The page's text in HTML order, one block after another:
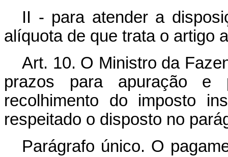
II - para atender a
alíquota de que trata o artigo
Art. 10. O Ministro da
prazos para apuração e
recolhimento do imposto
respeitado o disposto no
Parágrafo único. O